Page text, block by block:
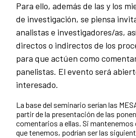
Para ello, además de las y los
de investigación, se piensa
analistas e investigadores/as,
directos o indirectos de los
para que actúen como
panelistas. El evento será
interesado.
La base del seminario serían las
partir de la presentación de las
comentarios a ellas. Si mantenemos
que tenemos, podrían ser las